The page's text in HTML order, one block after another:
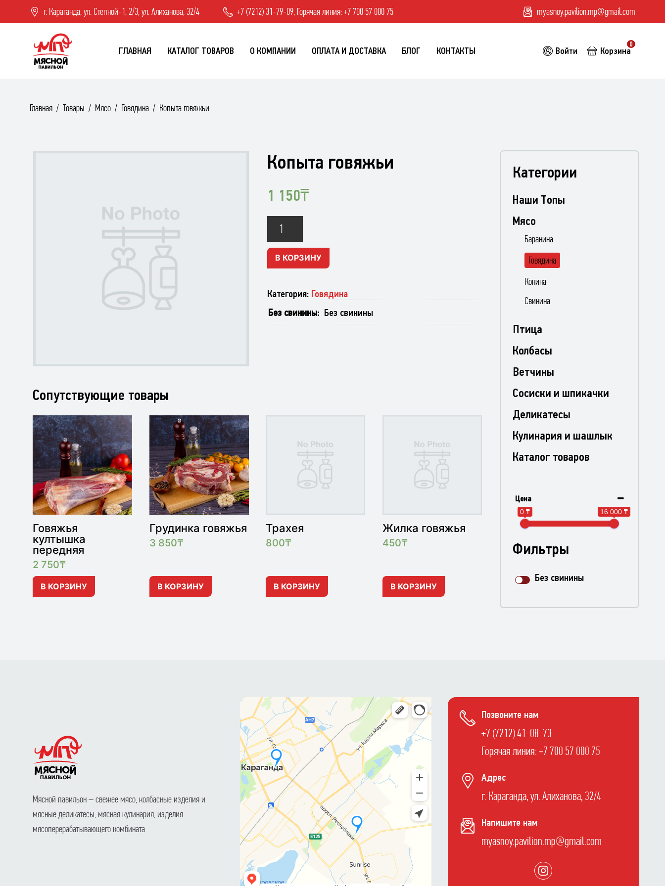
г. Караганда, ул. Степной-1, 2/3, ул. Алиханова, 32/4 +7 (7212) 31-79-09, Горячая линия: +7 700 57 000 75 myasnoy.pavilion.mp@gmail.com
ГЛАВНАЯ КАТАЛОГ ТОВАРОВ О КОМПАНИИ ОПЛАТА И ДОСТАВКА БЛОГ КОНТАКТЫ Войти Корзина
0
Главная Товары Мясо Говядина Копыта говяжьи
Копыта говяжьи
1 150₸
Копыта
говяжьи
В КОРЗИНУ
Категория: Говядина
Без свинины
Без свинины
Сопутствующие товары
Говяжья
култышка
передняя
2 750₸
В КОРЗИНУ
Грудинка говяжья
3 850₸
В КОРЗИНУ
Трахея
800₸
В КОРЗИНУ
Жилка говяжья
450₸
В КОРЗИНУ
Категории
Наши Топы
Мясо
Баранина
Говядина
Конина
Свинина
Птица
Колбасы
Ветчины
Сосиски и шпикачки
Деликатесы
Кулинария и шашлык
Каталог товаров
Цена
0 ₸ 16 000 ₸
Фильтры
Без свинины
Мясной павильон – свежее мясо, колбасные изделия и
мясные деликатесы, мясная кулинария, изделия
мясоперерабатывающего комбината
Позвоните нам
+7 (7212) 41-08-73
Горячая линия: +7 700 57 000 75
Адрес
г. Караганда, ул. Алиханова, 32/4
Напишите нам
myasnoy.pavilion.mp@gmail.com